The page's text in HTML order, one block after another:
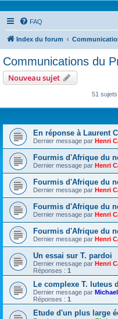
FAQ
Index du forum
Communications du
Nouveau sujet
51 sujets
En réponse à Laurent
Dernier message par Henri
Fourmis d'Afrique du
Dernier message par Henri
Fourmis d'Afrique du
Dernier message par Henri
Fourmis d'Afrique du
Dernier message par Henri
Fourmis d'Afrique du
Dernier message par Henri
Un essai sur T. pardoi
Dernier message par Henri
Réponses : 1
Le complexe T. luteus
Dernier message par
Réponses : 1
Etude d'un plus large